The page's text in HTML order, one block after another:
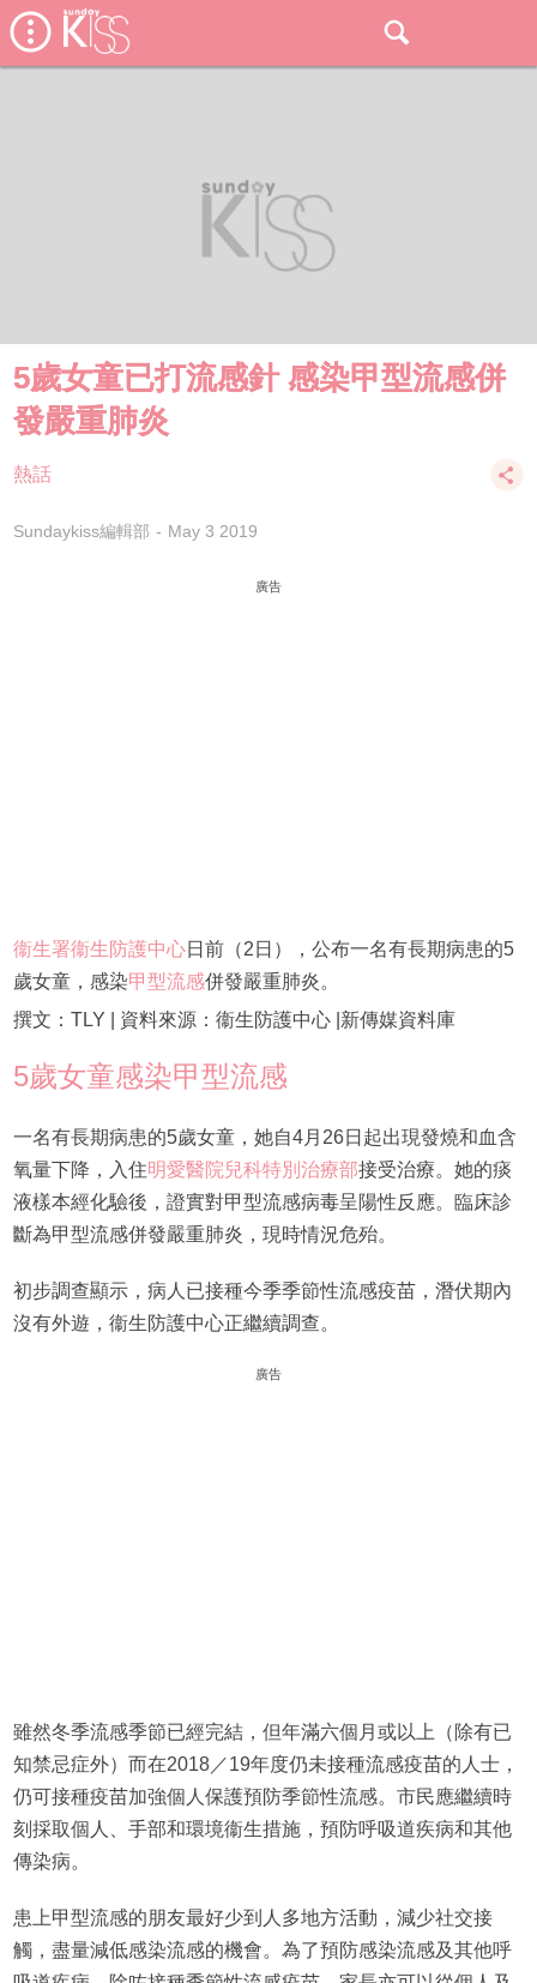
5歲女童已打流感針 感染甲型流感併
發嚴重肺炎
熱話
Sundaykiss編輯部 May 3 2019
廣告
衞生署衞生防護中心日前（2日），公布一名有長期病患的5
歲女童，感染甲型流感併發嚴重肺炎。
撰文：TLY | 資料來源：衞生防護中心 |新傳媒資料庫
5歲女童感染甲型流感
一名有長期病患的5歲女童，她自4月26日起出現發燒和血含
氧量下降，入住明愛醫院兒科特別治療部接受治療。她的痰
液樣本經化驗後，證實對甲型流感病毒呈陽性反應。臨床診
斷為甲型流感併發嚴重肺炎，現時情況危殆。
初步調查顯示，病人已接種今季季節性流感疫苗，潛伏期內
沒有外遊，衞生防護中心正繼續調查。
廣告
雖然冬季流感季節已經完結，但年滿六個月或以上（除有已
知禁忌症外）而在2018／19年度仍未接種流感疫苗的人士，
仍可接種疫苗加強個人保護預防季節性流感。市民應繼續時
刻採取個人、手部和環境衞生措施，預防呼吸道疾病和其他
傳染病。
患上甲型流感的朋友最好少到人多地方活動，減少社交接
觸，盡量減低感染流感的機會。為了預防感染流感及其他呼